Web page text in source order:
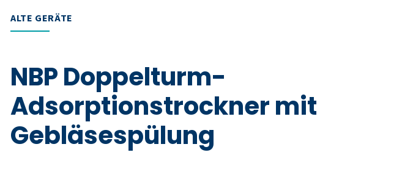
ALTE GERÄTE
NBP Doppelturm-
Adsorptionstrockner mit
Gebläsespülung